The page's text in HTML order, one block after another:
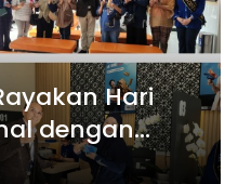
Hari
dengan